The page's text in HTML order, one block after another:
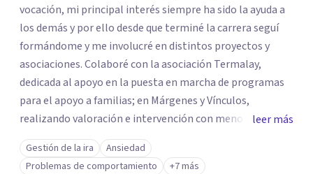
vocación, mi principal interés siempre ha sido la ayuda a
los demás y por ello desde que terminé la carrera seguí
formándome y me involucré en distintos proyectos y
asociaciones. Colaboré con la asociación Termalay,
dedicada al apoyo en la puesta en marcha de programas
para el apoyo a familias; en Márgenes y Vínculos,
realizando valoración e intervención con menores; en el
Centro penitenciario de Alhaurín de la Torre,
colaborando en una investigación para detectar las
leer más
Gestión de la ira
Ansiedad
Problemas de comportamiento
+7 más